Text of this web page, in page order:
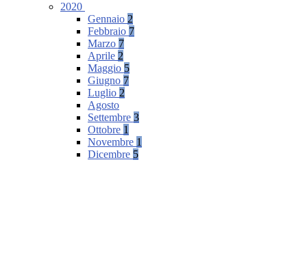
2020
Gennaio 2
Febbraio 7
Marzo 7
Aprile 2
Maggio 5
Giugno 7
Luglio 2
Agosto
Settembre 3
Ottobre 1
Novembre 1
Dicembre 5